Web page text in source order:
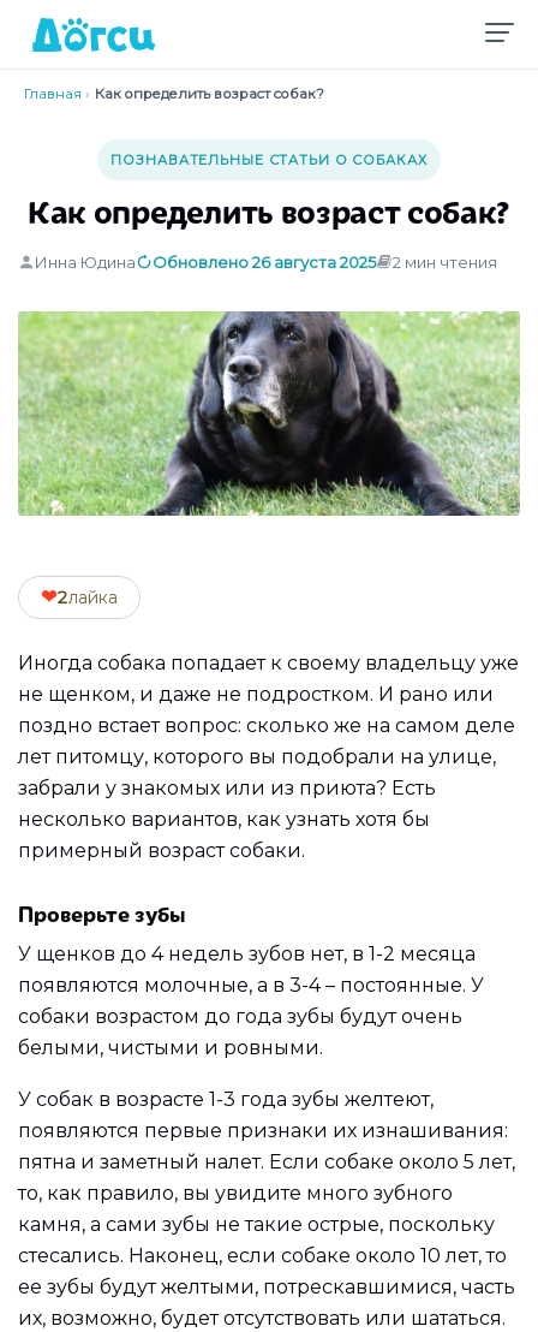
Главная › Как определить возраст собак?
ПОЗНАВАТЕЛЬНЫЕ СТАТЬИ О СОБАКАХ
Как определить возраст собак?
Инна Юдина Обновлено 26 августа 2025 2 мин чтения
❤2лайка
Иногда собака попадает к своему владельцу уже
не щенком, и даже не подростком. И рано или
поздно встает вопрос: сколько же на самом деле
лет питомцу, которого вы подобрали на улице,
забрали у знакомых или из приюта? Есть
несколько вариантов, как узнать хотя бы
примерный возраст собаки.
Проверьте зубы
У щенков до 4 недель зубов нет, в 1-2 месяца
появляются молочные, а в 3-4 – постоянные. У
собаки возрастом до года зубы будут очень
белыми, чистыми и ровными.
У собак в возрасте 1-3 года зубы желтеют,
появляются первые признаки их изнашивания:
пятна и заметный налет. Если собаке около 5 лет,
то, как правило, вы увидите много зубного
камня, а сами зубы не такие острые, поскольку
стесались. Наконец, если собаке около 10 лет, то
ее зубы будут желтыми, потрескавшимися, часть
их, возможно, будет отсутствовать или шататься.